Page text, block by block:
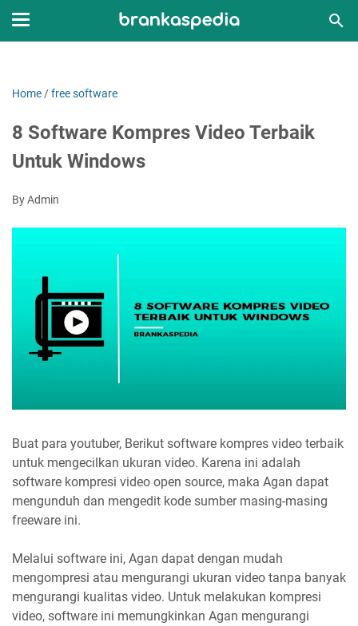
Home /free software
8 Software Kompres Video Terbaik
Untuk Windows
By Admin
Buat para youtuber, Berikut software kompres video terbaik
untuk mengecilkan ukuran video. Karena ini adalah
software kompresi video open source, maka Agan dapat
mengunduh dan mengedit kode sumber masing-masing
freeware ini.
Melalui software ini, Agan dapat dengan mudah
mengompresi atau mengurangi ukuran video tanpa banyak
mengurangi kualitas video. Untuk melakukan kompresi
video, software ini memungkinkan Agan mengurangi